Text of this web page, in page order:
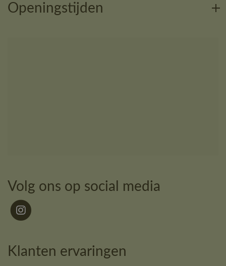
Openingstijden
Volg ons op social media
Klanten ervaringen